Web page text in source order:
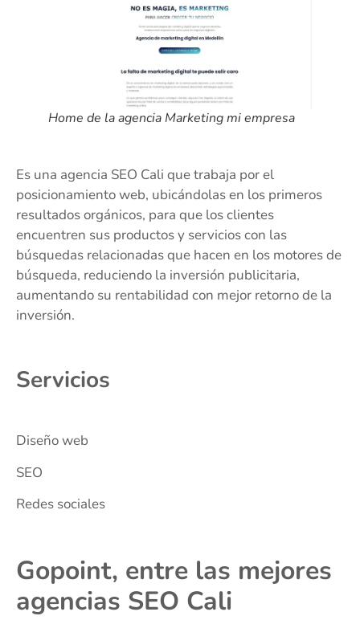
Home de la agencia Marketing mi empresa
Es una agencia SEO Cali que trabaja por el
posicionamiento web, ubicándolas en los primeros
resultados orgánicos, para que los clientes
encuentren sus productos y servicios con las
búsquedas relacionadas que hacen en los motores de
búsqueda, reduciendo la inversión publicitaria,
aumentando su rentabilidad con mejor retorno de la
inversión.
Servicios
Diseño web
SEO
Redes sociales
Gopoint, entre las mejores
agencias SEO Cali